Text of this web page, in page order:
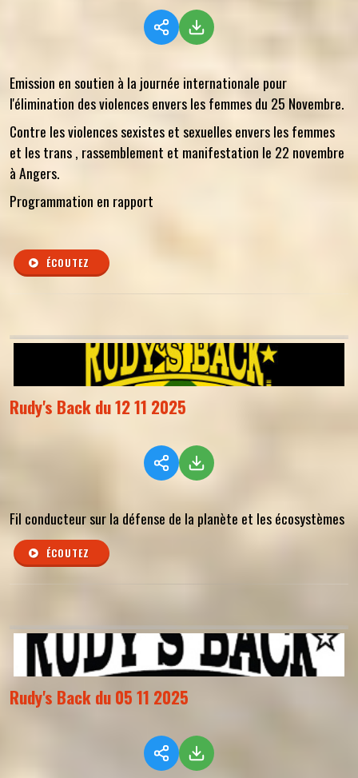
Emission en soutien à la journée internationale pour
l'élimination des violences envers les femmes du 25 Novembre.
Contre les violences sexistes et sexuelles envers les femmes
et les trans , rassemblement et manifestation le 22 novembre
à Angers.
Programmation en rapport
ÉCOUTEZ
Rudy's Back du 12 11 2025
Fil conducteur sur la défense de la planète et les écosystèmes
ÉCOUTEZ
Rudy's Back du 05 11 2025